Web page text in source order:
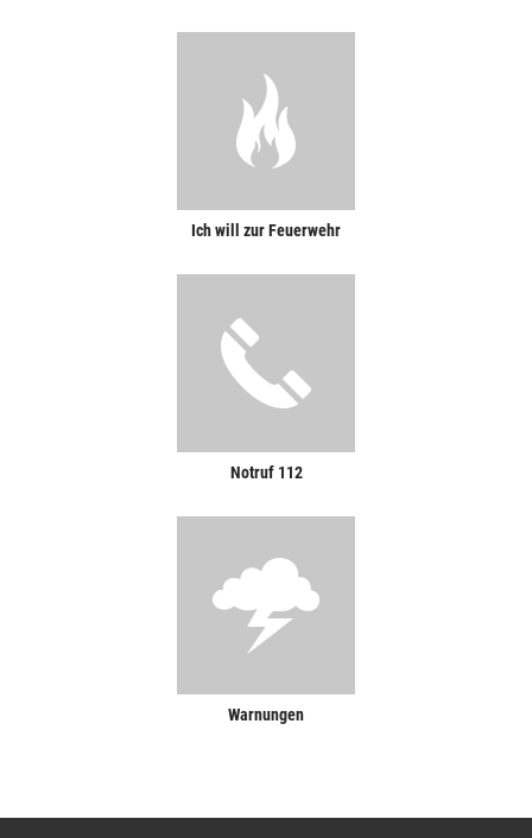
Ich will zur Feuerwehr
Notruf 112
Warnungen